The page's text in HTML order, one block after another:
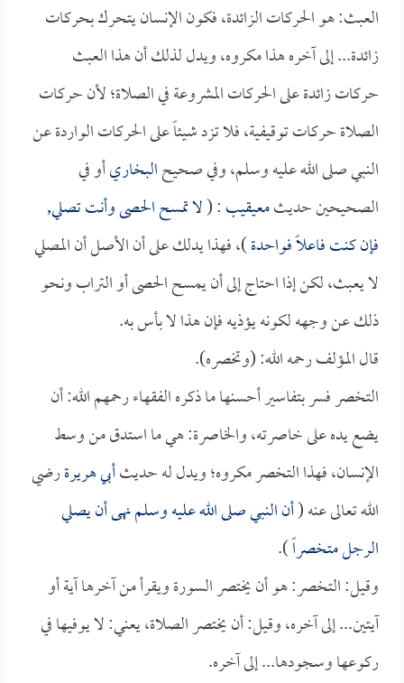
العبث: هو الحركات الزائدة، فكون الإنسان يتحرك بحركات
زائدة... إلى آخره هذا مكروه، ويدل لذلك أن هذا العبث
حركات زائدة على الحركات المشروعة في الصلاة؛ لأن حركات
الصلاة حركات توقيفية، فلا تزد شيئاً على الحركات الواردة عن
النبي صلى الله عليه وسلم، وفي صحيحالبخاريأو في
الصحيحين حديثمعيقيب: (لا تمسح الحصى وأنت تصلي,
فإن كنت فاعلاً فواحدة)، فهذا يدلك على أن الأصل أن المصلي
لا يعبث، لكن إذا احتاج إلى أن يمسح الحصى أو التراب ونحو
ذلك عن وجهه لكونه يؤذيه فإن هذا لا بأس به.
قال المؤلف رحمه الله: (وتخصره).
التخصر فسر بتفاسير أحسنها ما ذكره الفقهاء رحمهم الله: أن
يضع يده على خاصرته، والخاصرة: هي ما استدق من وسط
الإنسان، فهذا التخصر مكروه؛ ويدل له حديثأبي هريرةرضي
الله تعالى عنه (أن النبي صلى الله عليه وسلم نهى أن يصلي
الرجل متخصراً).
وقيل: التخصر: هو أن يختصر السورة ويقرأ من آخرها آية أو
آيتين... إلى آخره، وقيل: أن يختصر الصلاة، يعني: لا يوفيها في
ركوعها وسجودها... إلى آخره.